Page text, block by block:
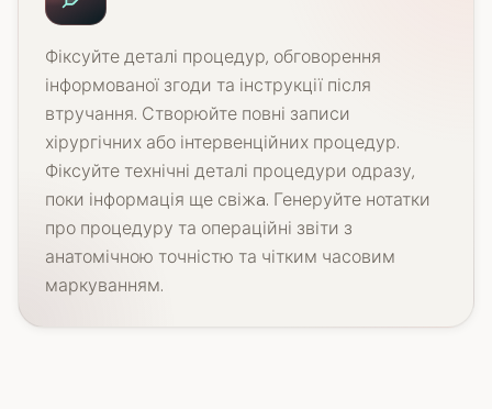
Фіксуйте деталі процедур, обговорення
інформованої згоди та інструкції після
втручання. Створюйте повні записи
хірургічних або інтервенційних процедур.
Фіксуйте технічні деталі процедури одразу,
поки інформація ще свіжa. Генеруйте нотатки
про процедуру та операційні звіти з
анатомічною точністю та чітким часовим
маркуванням.